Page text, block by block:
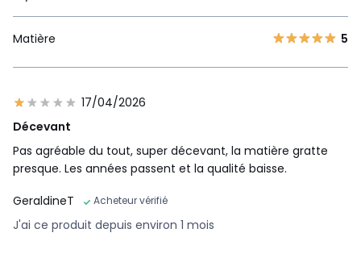
Matière 5
17/04/2026
Décevant
Pas agréable du tout, super décevant, la matière gratte
presque. Les années passent et la qualité baisse.
GeraldineT
Acheteur vérifié
J'ai ce produit depuis environ 1 mois